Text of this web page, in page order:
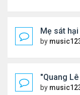
Mẹ sát hại
by
"Quang
by